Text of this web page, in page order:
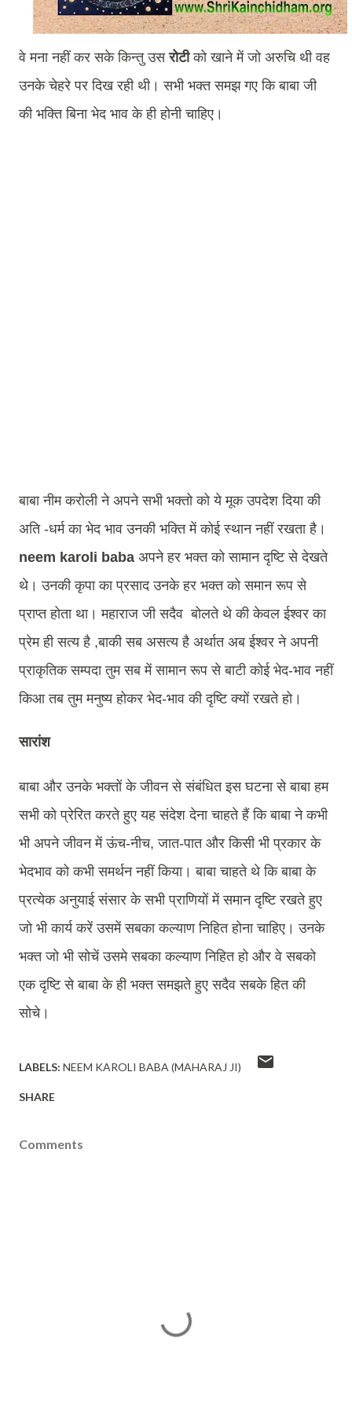
वे मना नहीं कर सके किन्तु उसरोटीको खाने में जो अरुचि थी वह
उनके चेहरे पर दिख रही थी। सभी भक्त समझ गए कि बाबा जी
की भक्ति बिना भेद भाव के ही होनी चाहिए।
बाबा नीम करोली ने अपने सभी भक्तो को ये मूक उपदेश दिया की
अति -धर्म का भेद भाव उनकी भक्ति में कोई स्थान नहीं रखता है।
neem karoli baba अपने हर भक्त को सामान दृष्टि से देखते
थे। उनकी कृपा का प्रसाद उनके हर भक्त को समान रूप से
प्राप्त होता था। महाराज जी सदैव बोलते थे की केवल ईश्वर का
प्रेम ही सत्य है ,बाकी सब असत्य है अर्थात अब ईश्वर ने अपनी
प्राकृतिक सम्पदा तुम सब में सामान रूप से बाटी कोई भेद-भाव नहीं
किआ तब तुम मनुष्य होकर भेद-भाव की दृष्टि क्यों रखते हो।
सारांश
बाबा और उनके भक्तों के जीवन से संबंधित इस घटना से बाबा हम
सभी को प्रेरित करते हुए यह संदेश देना चाहते हैं कि बाबा ने कभी
भी अपने जीवन में ऊंच-नीच, जात-पात और किसी भी प्रकार के
भेदभाव को कभी समर्थन नहीं किया। बाबा चाहते थे कि बाबा के
प्रत्येक अनुयाई संसार के सभी प्राणियों में समान दृष्टि रखते हुए
जो भी कार्य करें उसमें सबका कल्याण निहित होना चाहिए। उनके
भक्त जो भी सोचें उसमे सबका कल्याण निहित हो और वे सबको
एक दृष्टि से बाबा के ही भक्त समझते हुए सदैव सबके हित की
सोचे।
LABELS: NEEM KAROLI BABA (MAHARAJ JI)
SHARE
Comments